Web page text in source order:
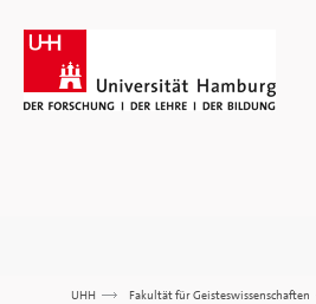
UHH >>> Fakultät für Geisteswissenschaften